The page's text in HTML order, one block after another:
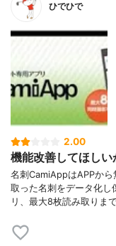
ひでひで
2.00
機能改善してほしい
名刺CamiAppはAPPか
取った名刺をデータ化し
リ、最大8枚読み取りま